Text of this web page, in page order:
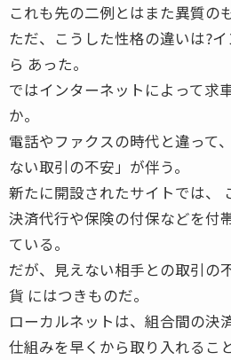
これも先の二例とはまた異質の
ただ、こうした性格の違いは?
ら あった。
ではインターネットによって求
か。
電話やファクスの時代と違って
ない取引の不安」が伴う。
新たに開設されたサイトでは、
決済代行や保険の付保などを付
ている。
だが、見えない相手との取引の
貨 にはつきものだ。
ローカルネットは、組合間の決
仕組みを早くから取り入れるこ